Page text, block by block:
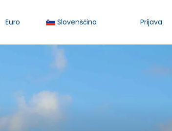
Euro Slovenščina Prijava